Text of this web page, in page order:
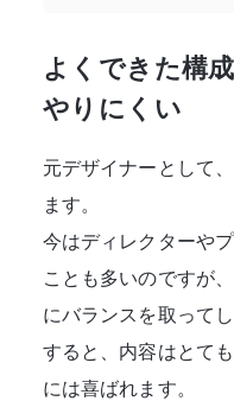
よくできた構
やりにくい
元デザイナーとして
ます。
今はディレクターや
ことも多いのですが
にバランスを取ってし
すると、内容はとて
には喜ばれます。